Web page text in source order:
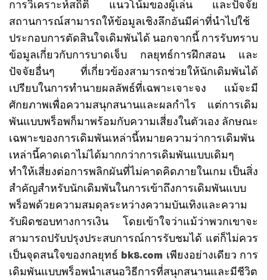
การวิเคราะห์สถิติ แนวโน้มของผู้เล่น และปัจจัย
สถานการณ์สามารถให้ข้อมูลเชิงลึกอันมีค่าที่นำไปใช้
ประกอบการตัดสินใจเดิมพันได้ นอกจากนี้ การรับทราบ
ข้อมูลเกี่ยวกับการบาดเจ็บ กลยุทธ์การฝึกสอน และ
ปัจจัยอื่นๆ ที่เกี่ยวข้องสามารถช่วยให้นักเดิมพันได้
เปรียบในการทำนายผลลัพธ์ที่เฉพาะเจาะจง แม้จะมี
ศักยภาพเพื่อความสนุกสนานและผลกำไร แต่การเดิม
พันแบบพร็อพก็มาพร้อมกับความเสี่ยงในตัวเอง ลักษณะ
เฉพาะของการเดิมพันเหล่านี้หมายความว่าการเดิมพัน
เหล่านี้คาดเดาไม่ได้มากกว่าการเดิมพันแบบเดิมๆ
ทำให้เสี่ยงต่อการพลิกผันที่ไม่คาดคิดภายในเกม เป็นสิ่ง
สำคัญสำหรับนักเดิมพันในการเข้าถึงการเดิมพันแบบ
พร็อพด้วยความสมดุลระหว่างความบันเทิงและความ
รับผิดชอบทางการเงิน โดยเข้าใจว่าแม้ว่าพวกเขาจะ
สามารถปรับปรุงประสบการณ์การรับชมได้ แต่ก็ไม่ควร
เป็นจุดสนใจของกลยุทธ์ bk8.com เพียงอย่างเดียว การ
เดิมพันแบบพร็อพนำเสนอวิธีการที่สนุกสนานและมีชีวิต